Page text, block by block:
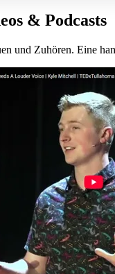
& Podcasts
und Zuhören. Eine